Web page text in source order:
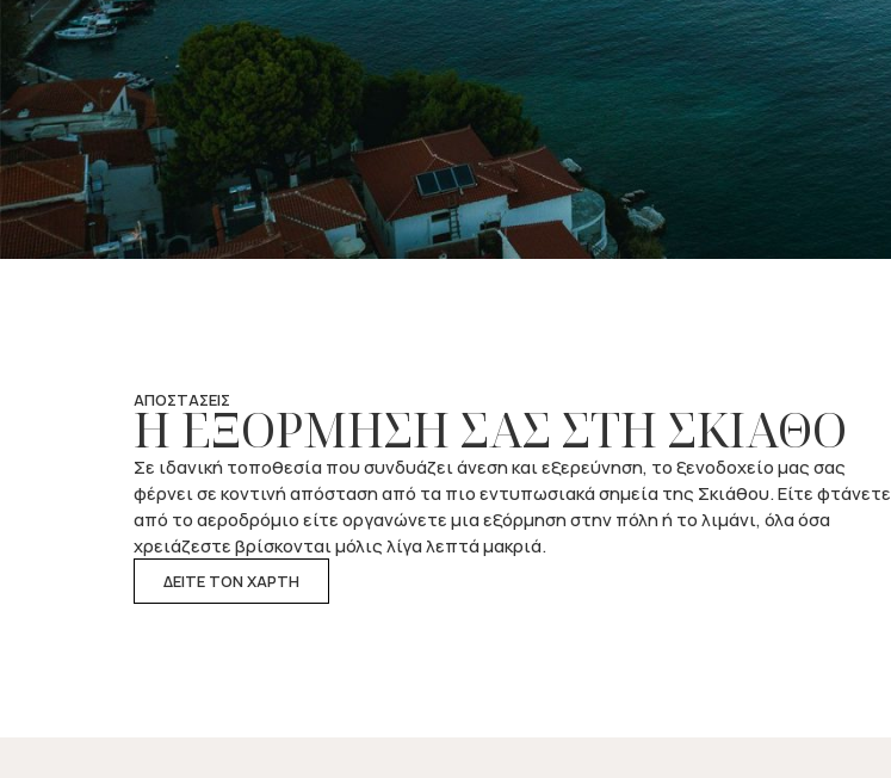
ΑΠΟΣΤΑΣΕΙΣ
Η ΕΞΟΡΜΗΣΗ ΣΑΣ ΣΤΗ ΣΚΙΑΘΟ
Σε ιδανική τοποθεσία που συνδυάζει άνεση και εξερεύνηση, το ξενοδοχείο μας σας
φέρνει σε κοντινή απόσταση από τα πιο εντυπωσιακά σημεία της Σκιάθου. Είτε φτάνετε
από το αεροδρόμιο είτε οργανώνετε μια εξόρμηση στην πόλη ή το λιμάνι, όλα όσα
χρειάζεστε βρίσκονται μόλις λίγα λεπτά μακριά.
ΔΕΙΤΕ ΤΟΝ ΧΑΡΤΗ